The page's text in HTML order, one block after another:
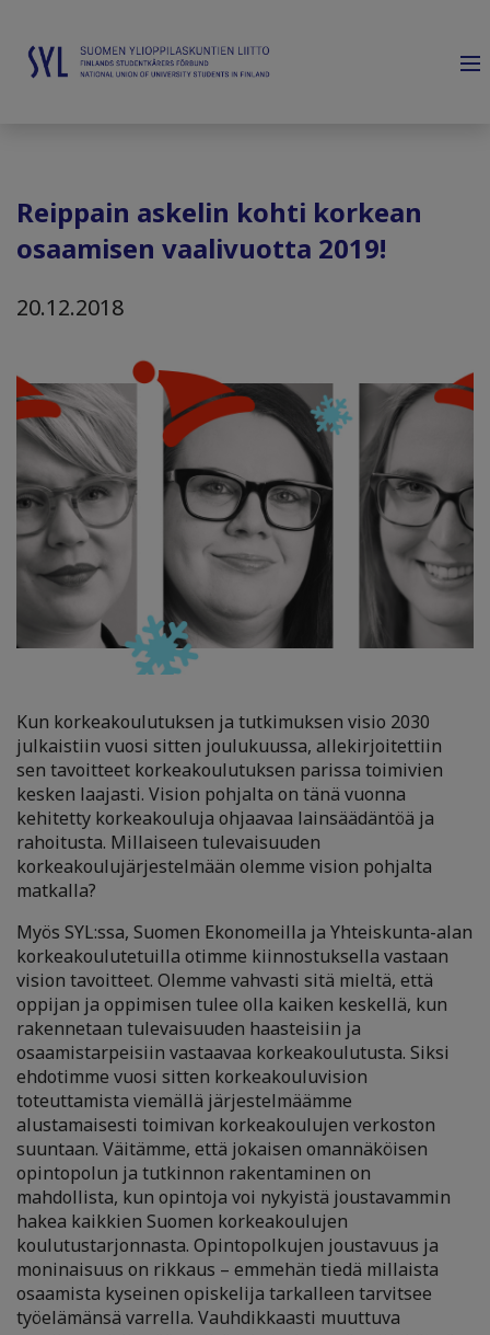
Reippain askelin kohti korkean
osaamisen vaalivuotta 2019!
20.12.2018
Kun korkeakoulutuksen ja tutkimuksen visio 2030
julkaistiin vuosi sitten joulukuussa, allekirjoitettiin
sen tavoitteet korkeakoulutuksen parissa toimivien
kesken laajasti. Vision pohjalta on tänä vuonna
kehitetty korkeakouluja ohjaavaa lainsäädäntöä ja
rahoitusta. Millaiseen tulevaisuuden
korkeakoulujärjestelmään olemme vision pohjalta
matkalla?
Myös SYL:ssa, Suomen Ekonomeilla ja Yhteiskunta-alan
korkeakoulutetuilla otimme kiinnostuksella vastaan
vision tavoitteet. Olemme vahvasti sitä mieltä, että
oppijan ja oppimisen tulee olla kaiken keskellä, kun
rakennetaan tulevaisuuden haasteisiin ja
osaamistarpeisiin vastaavaa korkeakoulutusta. Siksi
ehdotimme vuosi sitten korkeakouluvision
toteuttamista viemällä järjestelmäämme
alustamaisesti toimivan korkeakoulujen verkoston
suuntaan. Väitämme, että jokaisen omannäköisen
opintopolun ja tutkinnon rakentaminen on
mahdollista, kun opintoja voi nykyistä joustavammin
hakea kaikkien Suomen korkeakoulujen
koulutustarjonnasta. Opintopolkujen joustavuus ja
moninaisuus on rikkaus – emmehän tiedä millaista
osaamista kyseinen opiskelija tarkalleen tarvitsee
työelämänsä varrella. Vauhdikkaasti muuttuva